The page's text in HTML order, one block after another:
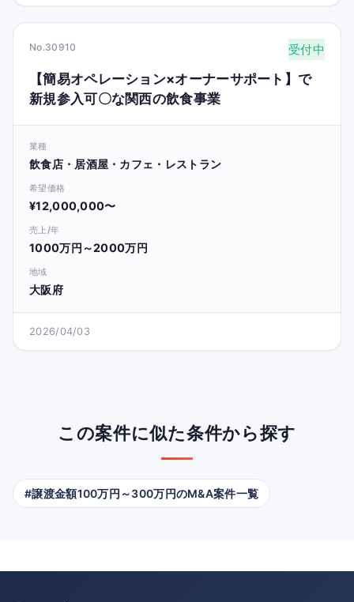
No.30910 受付中
【簡易オペレーション×オーナーサポート】で
新規参入可〇な関西の飲食事業
業種
飲食店・居酒屋・カフェ・レストラン
希望価格
¥12,000,000〜
売上/年
1000万円～2000万円
地域
大阪府
2026/04/03
この案件に似た条件から探す
#譲渡金額100万円～300万円のM&A案件一覧